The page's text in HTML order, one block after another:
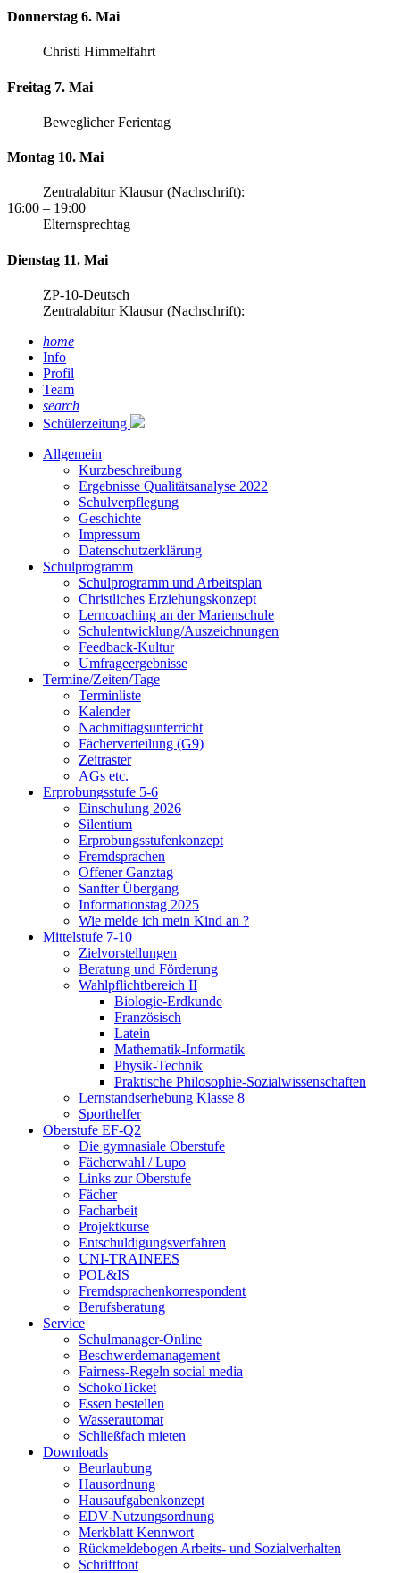
Donnerstag 6. Mai
Christi Himmelfahrt
Freitag 7. Mai
Beweglicher Ferientag
Montag 10. Mai
Zentralabitur Klausur (Nachschrift):
16:00 – 19:00
Elternsprechtag
Dienstag 11. Mai
ZP-10-Deutsch
Zentralabitur Klausur (Nachschrift):
home
Info
Profil
Team
search
Schülerzeitung
Allgemein
Kurzbeschreibung
Ergebnisse Qualitätsanalyse 2022
Schulverpflegung
Geschichte
Impressum
Datenschutzerklärung
Schulprogramm
Schulprogramm und Arbeitsplan
Christliches Erziehungskonzept
Lerncoaching an der Marienschule
Schulentwicklung/Auszeichnungen
Feedback-Kultur
Umfrageergebnisse
Termine/Zeiten/Tage
Terminliste
Kalender
Nachmittagsunterricht
Fächerverteilung (G9)
Zeitraster
AGs etc.
Erprobungsstufe 5-6
Einschulung 2026
Silentium
Erprobungsstufenkonzept
Fremdsprachen
Offener Ganztag
Sanfter Übergang
Informationstag 2025
Wie melde ich mein Kind an ?
Mittelstufe 7-10
Zielvorstellungen
Beratung und Förderung
Wahlpflichtbereich II
Biologie-Erdkunde
Französisch
Latein
Mathematik-Informatik
Physik-Technik
Praktische Philosophie-Sozialwissenschaften
Lernstandserhebung Klasse 8
Sporthelfer
Oberstufe EF-Q2
Die gymnasiale Oberstufe
Fächerwahl / Lupo
Links zur Oberstufe
Fächer
Facharbeit
Projektkurse
Entschuldigungsverfahren
UNI-TRAINEES
POL&IS
Fremdsprachenkorrespondent
Berufsberatung
Service
Schulmanager-Online
Beschwerdemanagement
Fairness-Regeln social media
SchokoTicket
Essen bestellen
Wasserautomat
Schließfach mieten
Downloads
Beurlaubung
Hausordnung
Hausaufgabenkonzept
EDV-Nutzungsordnung
Merkblatt Kennwort
Rückmeldebogen Arbeits- und Sozialverhalten
Schriftfont